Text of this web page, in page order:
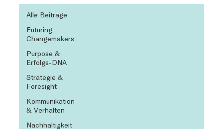
Alle Beiträge
Futuring
Changemakers
Purpose &
Erfolgs-DNA
Strategie &
Foresight
Kommunikation
& Verhalten
Nachhaltigkeit